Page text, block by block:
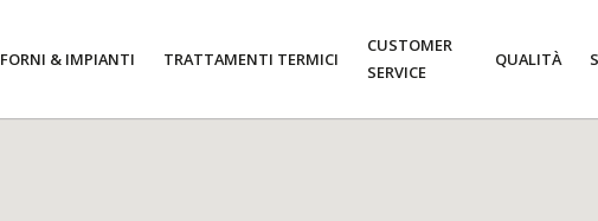
FORNI & IMPIANTI TRATTAMENTI TERMICI
CUSTOMER
SERVICE
QUALITÀ